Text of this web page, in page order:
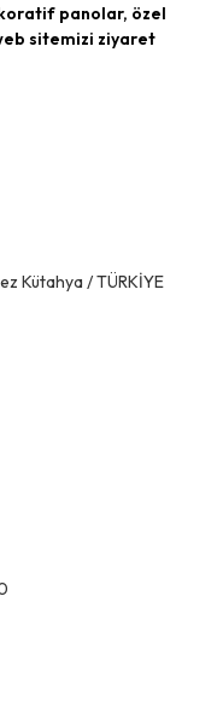
panolar, özel
sitemizi ziyaret
Kütahya / TÜRKİYE